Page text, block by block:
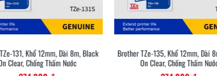
rất nhiều màu sắc và kích
dụng. Ngoài ra, giải pháp
cho bảng tên hoặc phù
131, Khổ 12mm, Dài 8m, Black
Clear, Chống Thấm Nước
Brother TZe-135, Khổ 12mm, Dài
On Clear, Chống Thấm